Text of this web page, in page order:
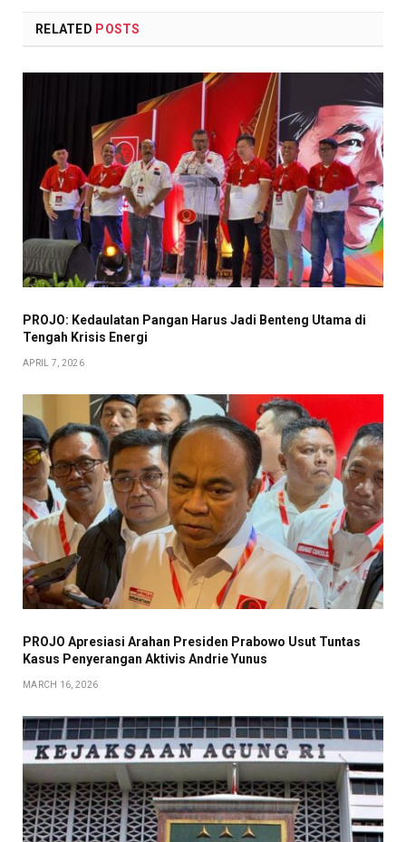
RELATED POSTS
PROJO: Kedaulatan Pangan Harus Jadi Benteng Utama di
Tengah Krisis Energi
APRIL 7, 2026
PROJO Apresiasi Arahan Presiden Prabowo Usut Tuntas
Kasus Penyerangan Aktivis Andrie Yunus
MARCH 16, 2026